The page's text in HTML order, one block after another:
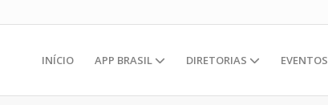
INÍCIO APP BRASIL DIRETORIAS EVENTOS